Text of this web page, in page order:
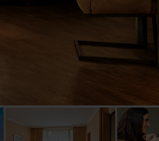
wir anonymisierte Daten für
Effekt bestimmter Seiten unseres
Facebook. Durch diese Dienste
Hinweise zu der Verarbeitung
zu Ihren Interessen anzuzeigen.